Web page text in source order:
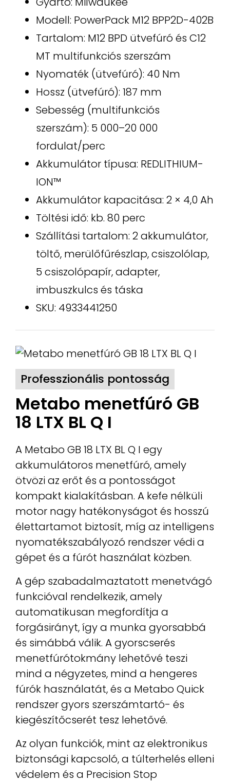
Modell: PowerPack M12 BPP2D-402B
Tartalom: M12 BPD ütvefúró és C12
MT multifunkciós szerszám
Nyomaték (ütvefúró): 40 Nm
Hossz (ütvefúró): 187 mm
Sebesség (multifunkciós
szerszám): 5 000–20 000
fordulat/perc
Akkumulátor típusa: REDLITHIUM-
ION™
Akkumulátor kapacitása: 2 × 4,0 Ah
Töltési idő: kb. 80 perc
Szállítási tartalom: 2 akkumulátor,
töltő, merülőfűrészlap, csiszolólap,
5 csiszolópapír, adapter,
imbuszkulcs és táska
SKU: 4933441250
Professzionális pontosság
Metabo menetfúró GB
18 LTX BL Q I
A Metabo GB 18 LTX BL Q I egy
akkumulátoros menetfúró, amely
ötvözi az erőt és a pontosságot
kompakt kialakításban. A kefe nélküli
motor nagy hatékonyságot és hosszú
élettartamot biztosít, míg az intelligens
nyomatékszabályozó rendszer védi a
gépet és a fúrót használat közben.
A gép szabadalmaztatott menetvágó
funkcióval rendelkezik, amely
automatikusan megfordítja a
forgásirányt, így a munka gyorsabbá
és simábbá válik. A gyorscserés
menetfúrótokmány lehetővé teszi
mind a négyzetes, mind a hengeres
fúrók használatát, és a Metabo Quick
rendszer gyors szerszámtartó- és
kiegészítőcserét tesz lehetővé.
Az olyan funkciók, mint az elektronikus
biztonsági kapcsoló, a túlterhelés elleni
védelem és a Precision Stop